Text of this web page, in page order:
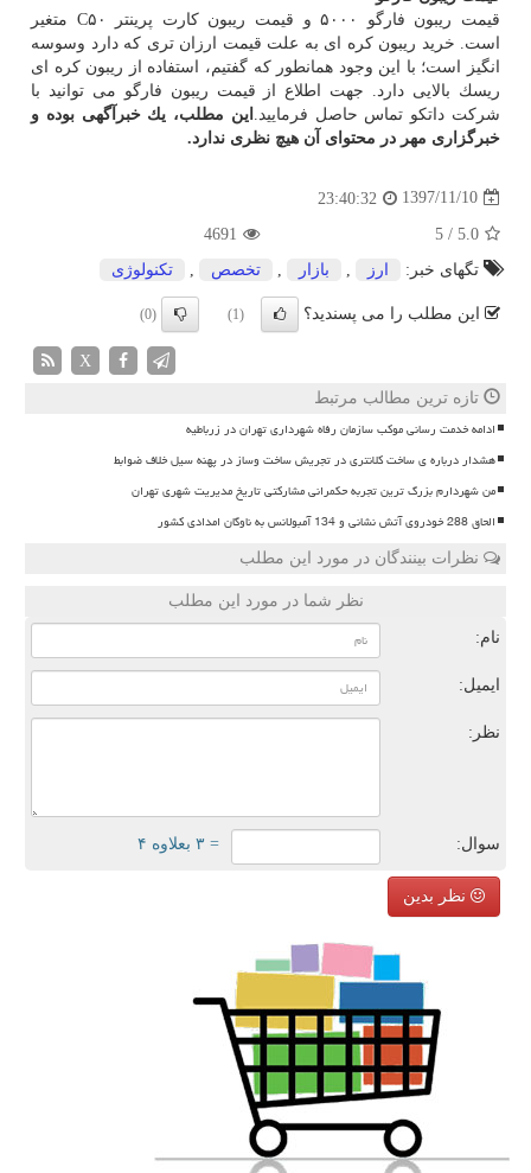
قیمت ریبون فارگو ۵۰۰۰ و قیمت ریبون كارت پرینتر C۵۰ متغیر
است. خرید ریبون كره ای به علت قیمت ارزان تری كه دارد وسوسه
انگیز است؛ با این وجود همانطور كه گفتیم، استفاده از ریبون كره ای
ریسك بالایی دارد. جهت اطلاع از قیمت ریبون فارگو می توانید با
شركت داتكو تماس حاصل فرمایید. این مطلب، یك خبرآگهی بوده و
خبرگزاری مهر در محتوای آن هیچ نظری ندارد.
1397/11/10
23:40:32
5.0
/
5
4691
تگهای خبر:
ارز بازار تخصص تكنولوژی
این مطلب را می پسندید؟ (1)
(0)
X
تازه ترین مطالب مرتبط
ادامه خدمت رسانی موکب سازمان رفاه شهرداری تهران در زرباطیه
هشدار درباره ی ساخت کلانتری در تجریش ساخت وساز در پهنه سیل خلاف ضوابط
من شهردارم بزرگ ترین تجربه حکمرانی مشارکتی تاریخ مدیریت شهری تهران
الحاق 288 خودروی آتش نشانی و 134 آمبولانس به ناوگان امدادی کشور
نظرات بینندگان در مورد این مطلب
نظر شما در مورد این مطلب
نام:
ایمیل:
نظر:
سوال: = ۳ بعلاوه ۴
نظر بدین